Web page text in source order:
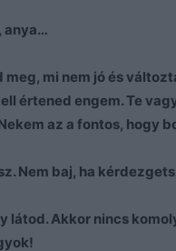
anya…
meg, mi nem jó és
értened engem. Te
az a fontos, hogy
Nem baj, ha
látod. Akkor nincs